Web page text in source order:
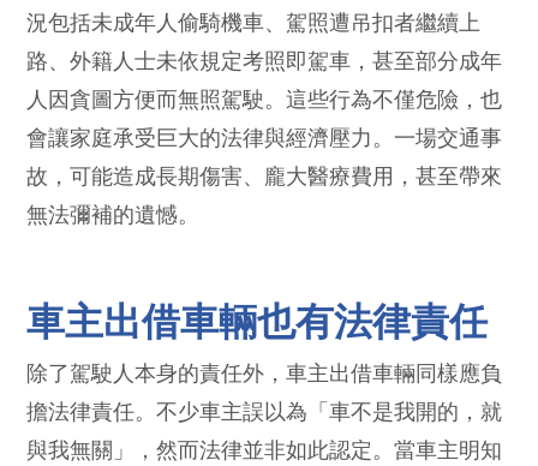
況包括未成年人偷騎機車、駕照遭吊扣者繼續上
路、外籍人士未依規定考照即駕車，甚至部分成年
人因貪圖方便而無照駕駛。這些行為不僅危險，也
會讓家庭承受巨大的法律與經濟壓力。一場交通事
故，可能造成長期傷害、龐大醫療費用，甚至帶來
無法彌補的遺憾。
車主出借車輛也有法律責任
除了駕駛人本身的責任外，車主出借車輛同樣應負
擔法律責任。不少車主誤以為「車不是我開的，就
與我無關」，然而法律並非如此認定。當車主明知